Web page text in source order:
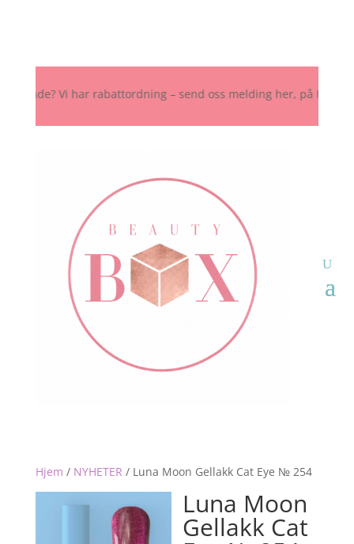
Vi har rabattordning – send oss melding her, på
Hjem / NYHETER / Luna Moon Gellakk Cat Eye № 254
Luna Moon
Gellakk Cat